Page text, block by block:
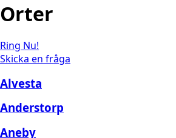
Orter
Ring Nu!
Skicka en fråga
Alvesta
Anderstorp
Aneby